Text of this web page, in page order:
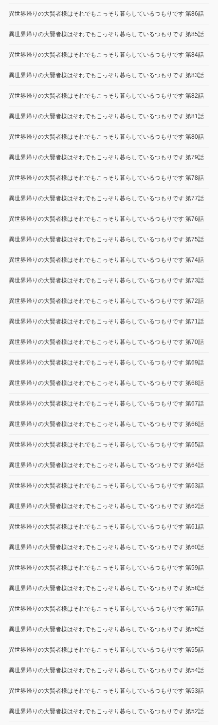
異世界帰りの大賢者様はそれでもこっそり暮らしているつもりです 第86話
異世界帰りの大賢者様はそれでもこっそり暮らしているつもりです 第85話
異世界帰りの大賢者様はそれでもこっそり暮らしているつもりです 第84話
異世界帰りの大賢者様はそれでもこっそり暮らしているつもりです 第83話
異世界帰りの大賢者様はそれでもこっそり暮らしているつもりです 第82話
異世界帰りの大賢者様はそれでもこっそり暮らしているつもりです 第81話
異世界帰りの大賢者様はそれでもこっそり暮らしているつもりです 第80話
異世界帰りの大賢者様はそれでもこっそり暮らしているつもりです 第79話
異世界帰りの大賢者様はそれでもこっそり暮らしているつもりです 第78話
異世界帰りの大賢者様はそれでもこっそり暮らしているつもりです 第77話
異世界帰りの大賢者様はそれでもこっそり暮らしているつもりです 第76話
異世界帰りの大賢者様はそれでもこっそり暮らしているつもりです 第75話
異世界帰りの大賢者様はそれでもこっそり暮らしているつもりです 第74話
異世界帰りの大賢者様はそれでもこっそり暮らしているつもりです 第73話
異世界帰りの大賢者様はそれでもこっそり暮らしているつもりです 第72話
異世界帰りの大賢者様はそれでもこっそり暮らしているつもりです 第71話
異世界帰りの大賢者様はそれでもこっそり暮らしているつもりです 第70話
異世界帰りの大賢者様はそれでもこっそり暮らしているつもりです 第69話
異世界帰りの大賢者様はそれでもこっそり暮らしているつもりです 第68話
異世界帰りの大賢者様はそれでもこっそり暮らしているつもりです 第67話
異世界帰りの大賢者様はそれでもこっそり暮らしているつもりです 第66話
異世界帰りの大賢者様はそれでもこっそり暮らしているつもりです 第65話
異世界帰りの大賢者様はそれでもこっそり暮らしているつもりです 第64話
異世界帰りの大賢者様はそれでもこっそり暮らしているつもりです 第63話
異世界帰りの大賢者様はそれでもこっそり暮らしているつもりです 第62話
異世界帰りの大賢者様はそれでもこっそり暮らしているつもりです 第61話
異世界帰りの大賢者様はそれでもこっそり暮らしているつもりです 第60話
異世界帰りの大賢者様はそれでもこっそり暮らしているつもりです 第59話
異世界帰りの大賢者様はそれでもこっそり暮らしているつもりです 第58話
異世界帰りの大賢者様はそれでもこっそり暮らしているつもりです 第57話
異世界帰りの大賢者様はそれでもこっそり暮らしているつもりです 第56話
異世界帰りの大賢者様はそれでもこっそり暮らしているつもりです 第55話
異世界帰りの大賢者様はそれでもこっそり暮らしているつもりです 第54話
異世界帰りの大賢者様はそれでもこっそり暮らしているつもりです 第53話
異世界帰りの大賢者様はそれでもこっそり暮らしているつもりです 第52話